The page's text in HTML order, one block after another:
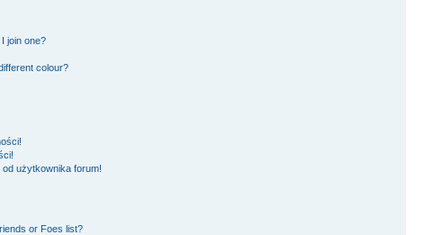
join one?
colour?
od użytkownika forum!
or Foes list?